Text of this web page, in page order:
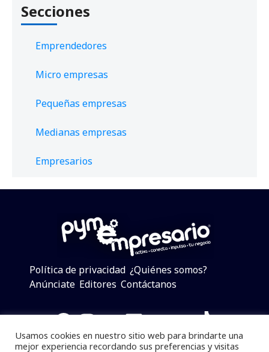
Secciones
Emprendedores
Micro empresas
Pequeñas empresas
Medianas empresas
Empresarios
Política de privacidad ¿Quiénes somos?
Anúnciate Editores Contáctanos
Facebook
Instagram
Twitter
LinkedIn
Telegram
YouTube
TikTok
Usamos cookies en nuestro sitio web para brindarte una
mejor experiencia recordando sus preferencias y visitas